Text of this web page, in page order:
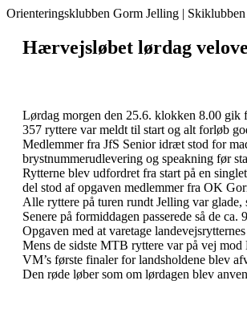
Orienteringsklubben Gorm Jelling |
Hærvejsløbet lørdag
Lørdag morgen den 25.6. klokken 8.00
357 ryttere var meldt til start og alt forløb
Medlemmer fra JfS Senior idræt stod for
brystnummerudlevering og speakning før
Rytterne blev udfordret fra start på en
del stod af opgaven medlemmer fra OK
Alle ryttere på turen rundt Jelling var
Senere på formiddagen passerede så de
Opgaven med at varetage
Mens de sidste MTB ryttere var på vej
VM’s første finaler for landsholdene blev
Den røde løber som om lørdagen blev